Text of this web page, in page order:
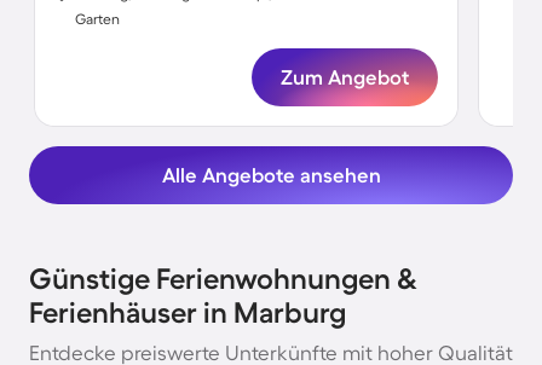
Garten
Zum Angebot
Alle Angebote ansehen
Günstige Ferienwohnungen &
Ferienhäuser in Marburg
Entdecke preiswerte Unterkünfte mit hoher Qualität